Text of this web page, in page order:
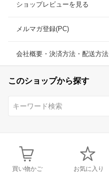
ショップレビューを見る
メルマガ登録(PC)
会社概要・決済方法・配送方法
このショップから探す
買い物かご お気に入り